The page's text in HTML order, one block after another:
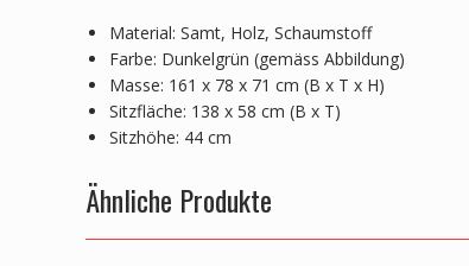
Material: Samt, Holz, Schaumstoff
Farbe: Dunkelgrün (gemäss Abbildung)
Masse: 161 x 78 x 71 cm (B x T x H)
Sitzfläche: 138 x 58 cm (B x T)
Sitzhöhe: 44 cm
Ähnliche Produkte